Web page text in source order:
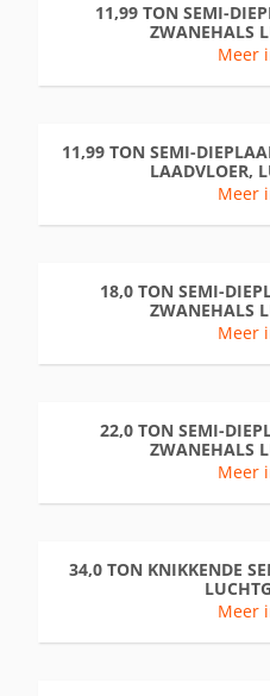
11,99 TON SEMI-
ZWANEHALS
Meer
11,99 TON SEMI-
LAADVLOER,
Meer
18,0 TON SEMI-
ZWANEHALS
Meer
22,0 TON SEMI-
ZWANEHALS
Meer
34,0 TON KNIKKENDE
Meer